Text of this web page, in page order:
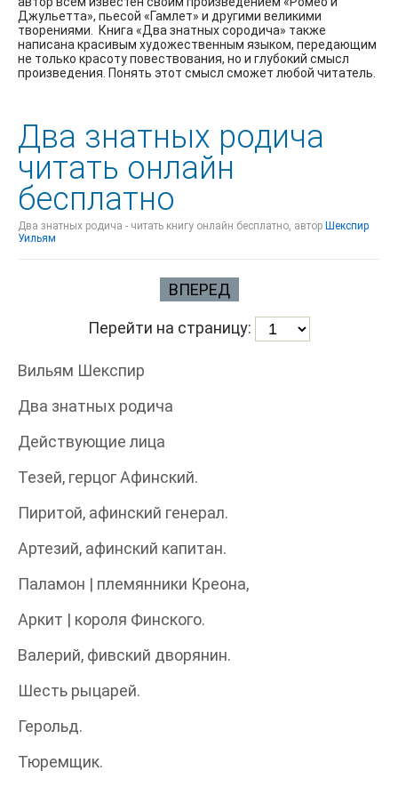
Джульетта», пьесой «Гамлет» и другими великими
творениями. Книга «Два знатных сородича» также
написана красивым художественным языком, передающим
не только красоту повествования, но и глубокий смысл
произведения. Понять этот смысл сможет любой читатель.
Два знатных родича
читать онлайн
бесплатно
Два знатных родича - читать книгу онлайн бесплатно, автор Шекспир
Уильям
ВПЕРЕД
Перейти на страницу:
Вильям Шекспир
Два знатных родича
Действующие лица
Тезей, герцог Афинский.
Пиритой, афинский генерал.
Артезий, афинский капитан.
Паламон | племянники Креона,
Аркит | короля Финского.
Валерий, фивский дворянин.
Шесть рыцарей.
Герольд.
Тюремщик.